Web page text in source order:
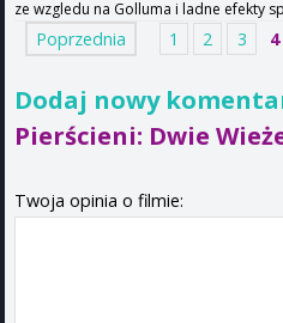
ze wzgledu na Golluma i ladne efekty
Poprzednia 1 2 3 4
Dodaj nowy
Pierścieni: Dwie
Twoja opinia o filmie: